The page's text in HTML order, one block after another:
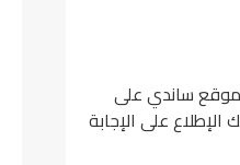
ساندي على
على الإجابة